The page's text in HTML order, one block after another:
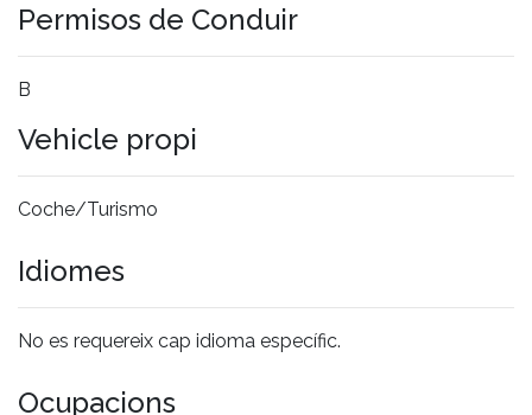
Permisos de Conduir
B
Vehicle propi
Coche/Turismo
Idiomes
No es requereix cap idioma específic.
Ocupacions